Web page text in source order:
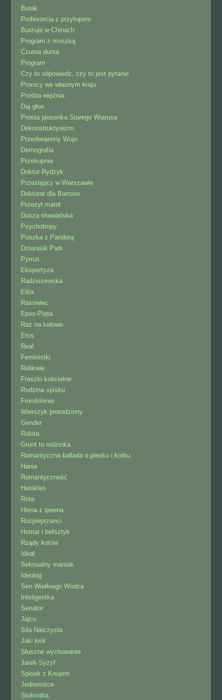
Burak
Profesorcia z przytupem
Burżuje w Chinach
Program z muszką
Czuma duma
Program
Czy to odpowiedz, czy to jest pytanie
Prorocy we własnym kraju
Prośba więźnia
Daj głos
Prosta piosenka Starego Wiarusa
Dekonstruktywizm
Przedwojenny Wujo
Demografia
Przekupnie
Doktor Rydzyk
Przestępcy w Warszawie
Doktorat dla Barroso
Przeżył matoł
Dusza słowiańska
Psychotropy
Puszka z Pandorą
Dziurasik Park
Pyrrus
Ekspertyza
Radziszewska
Elita
Rasowiec
Epos-Pięta
Raz na ludowo
Etos
Real
Feministki
Relikwie
Fraszki kościelne
Rodzina spisku
Frondolenie
Wierszyk prorodzinny
Gender
Rokita
Grunt to rodzinka
Romantyczna ballada o piesku i kotku
Hania
Romantyczność
Herakles
Rota
Hiena z ipeena
Rozpieprzanci
Homar i befsztyk
Rządy kotów
Ideał
Seksualny maniak
Ideolog
Sen Wielkiego Wodza
Inteligentka
Senator
Jajco
Siła Nieczysta
Jaki król
Słuszne wychowanie
Jarek-Syzyf
Spisek z Knujem
Jednorożce
Stokrotka